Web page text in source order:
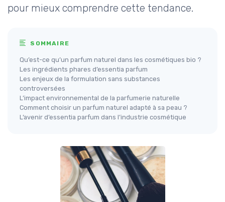
pour mieux comprendre cette tendance.
SOMMAIRE
Qu’est-ce qu’un parfum naturel dans les cosmétiques bio ?
Les ingrédients phares d’essentia parfum
Les enjeux de la formulation sans substances
controversées
L’impact environnemental de la parfumerie naturelle
Comment choisir un parfum naturel adapté à sa peau ?
L’avenir d’essentia parfum dans l’industrie cosmétique